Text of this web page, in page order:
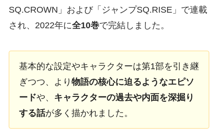
SQ.CROWN」および「ジャンプSQ.RISE」で連載
され、2022年に全10巻で完結しました。
基本的な設定やキャラクターは第1部を引き継
ぎつつ、より 物語の核心に迫るようなエピソ
ードや、 キャラクターの過去や内面を深掘り
する話が多く描かれました。